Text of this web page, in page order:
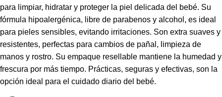
para limpiar, hidratar y proteger la piel delicada del bebé. Su
fórmula hipoalergénica, libre de parabenos y alcohol, es ideal
para pieles sensibles, evitando irritaciones. Son extra suaves y
resistentes, perfectas para cambios de pañal, limpieza de
manos y rostro. Su empaque resellable mantiene la humedad y
frescura por más tiempo. Prácticas, seguras y efectivas, son la
opción ideal para el cuidado diario del bebé.